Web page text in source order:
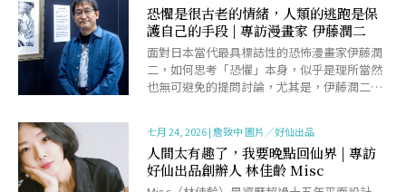
恐懼是很古老的情緒，人類的逃跑是保
護自己的手段 | 專訪漫畫家 伊藤潤二
面對日本當代最具標誌性的恐怖漫畫家伊藤潤
二，如何思考「恐懼」本身，似乎是理所當然
也無可避免的提問討論，尤其是，伊藤潤二從
七月 24, 2026|詹致中 圖片／好仙出品
人間太有趣了，我要晚點回仙界 | 專訪
好仙出品創辦人 林佳齡 Misc